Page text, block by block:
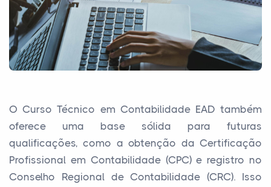
O Curso Técnico em Contabilidade EAD também
oferece uma base sólida para futuras
qualificações, como a obtenção da Certificação
Profissional em Contabilidade (CPC) e registro no
Conselho Regional de Contabilidade (CRC). Isso